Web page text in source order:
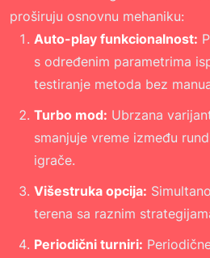
proširuju osnovnu mehaniku:
Auto-play funkcionalnost:
s određenim parametrima
testiranje metoda bez
Turbo mod: Ubrzana
smanjuje vreme između
igrače.
Višestruka opcija:
terena sa raznim
Periodični turniri: